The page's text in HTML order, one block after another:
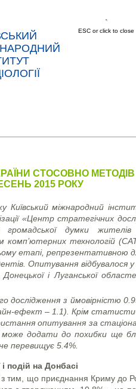
ESC or click to close
СТОСОВНО
2015 РОКУ
міжнародний
«Центр стратегічних
громадської думки
комп’ютерних технологій
етапі, репрезентативною
Опитування відбувалося у
і Луганської
дослідження з ймовірністю
ефект – 1.1). Крім
опитування за
додати до похибки ще
перевищує 5.4%.
подій на Донбасі
тим, що приєднання Криму до